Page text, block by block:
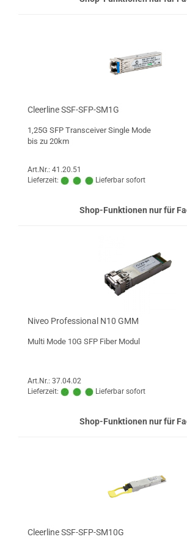
Cleerline SSF-SFP-SM1G
1,25G SFP Transceiver Single Mode
bis zu 20km
Art.Nr.: 41.20.51
Lieferzeit:
Lieferbar sofort
Shop-Funktionen nur für
Niveo Professional N10 GMM
Multi Mode 10G SFP Fiber Modul
Art.Nr.: 37.04.02
Lieferzeit:
Lieferbar sofort
Shop-Funktionen nur für
Cleerline SSF-SFP-SM10G